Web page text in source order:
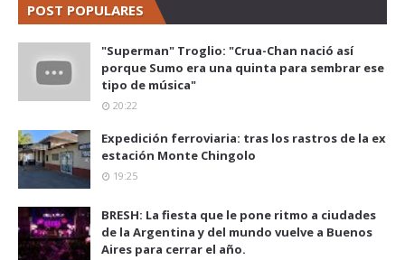
POST POPULARES
"Superman" Troglio: "Crua-Chan nació así
porque Sumo era una quinta para sembrar ese
tipo de música"
20:22
Expedición ferroviaria: tras los rastros de la ex
estación Monte Chingolo
19:25
BRESH: La fiesta que le pone ritmo a ciudades
de la Argentina y del mundo vuelve a Buenos
Aires para cerrar el año.